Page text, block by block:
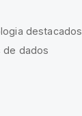
destacados
de dados